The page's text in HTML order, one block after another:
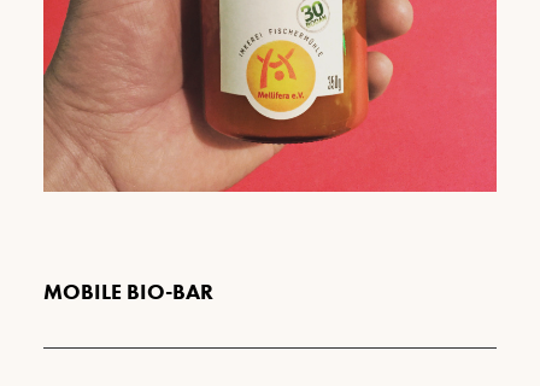
MOBILE BIO-BAR